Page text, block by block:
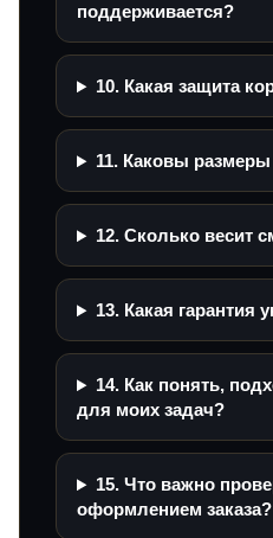
поддерживается?
10. Какая защита
11. Каковы
12. Сколько весит
13. Какая гарантия
14. Как понять,
для моих задач?
15. Что важно
оформлением заказа?